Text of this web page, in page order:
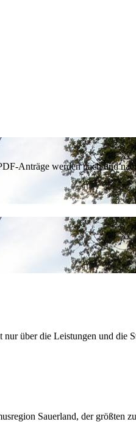
Anträge werden nach und
nur über die Leistungen und die
Sauerland, der größten